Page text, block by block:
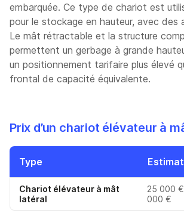
embarquée. Ce type de chariot est
pour le stockage en hauteur, avec des
Le mât rétractable et la structure
permettent un gerbage à grande
un positionnement tarifaire plus élevé
frontal de capacité équivalente.
Prix d’un chariot élévateur à
Type
Chariot élévateur à mât
latéral
25 000
000 €